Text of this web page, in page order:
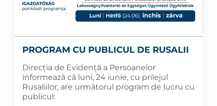
PROGRAM CU PUBLICUL DE RUSALII
Direcția de Evidență a Persoanelor
informează că luni, 24 iunie, cu prilejul
Rusaliilor, are următorul program de lucru cu
publicul: